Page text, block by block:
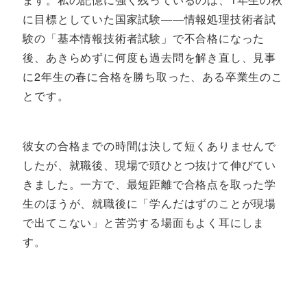
に目標としていた国家試験――情報処理技術者試
験の「基本情報技術者試験」で不合格になった
後、あきらめずに何度も過去問を解き直し、見事
に2年生の春に合格を勝ち取った、ある卒業生のこ
とです。
彼女の合格までの時間は決して短くありませんで
したが、就職後、現場で頭ひとつ抜けて伸びてい
きました。一方で、最短距離で合格点を取った学
生のほうが、就職後に「学んだはずのことが現場
で出てこない」と苦労する場面もよく耳にしま
す。